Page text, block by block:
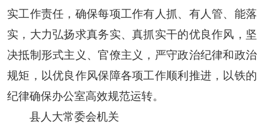
实工作责任，确保每项工作有人抓、有人管、能落
实，大力弘扬求真务实、真抓实干的优良作风，坚
决抵制形式主义、官僚主义，严守政治纪律和政治
规矩，以优良作风保障各项工作顺利推进，以铁的
纪律确保办公室高效规范运转。
县人大常委会机关